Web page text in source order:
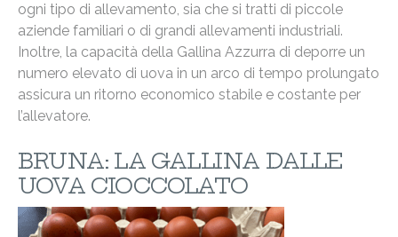
ogni tipo di allevamento, sia che si tratti di piccole
aziende familiari o di grandi allevamenti industriali.
Inoltre, la capacità della Gallina Azzurra di deporre un
numero elevato di uova in un arco di tempo prolungato
assicura un ritorno economico stabile e costante per
l’allevatore.
BRUNA: LA GALLINA DALLE
UOVA CIOCCOLATO